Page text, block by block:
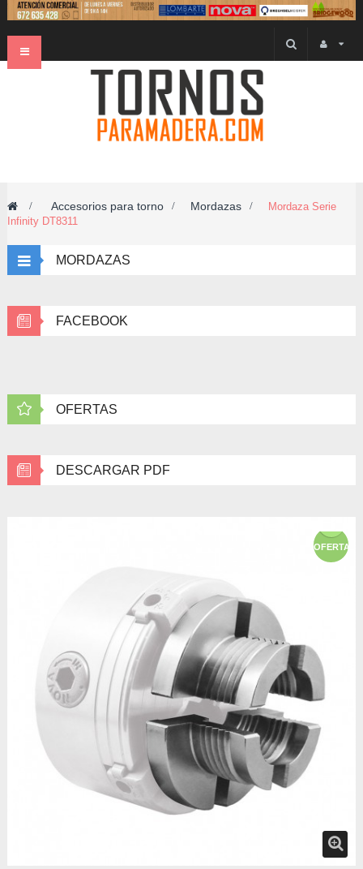
Navegación
> Accesorios para torno > Mordazas >
Mordaza Serie
Infinity DT8311
MORDAZAS
FACEBOOK
OFERTAS
DESCARGAR PDF
OFERTA!